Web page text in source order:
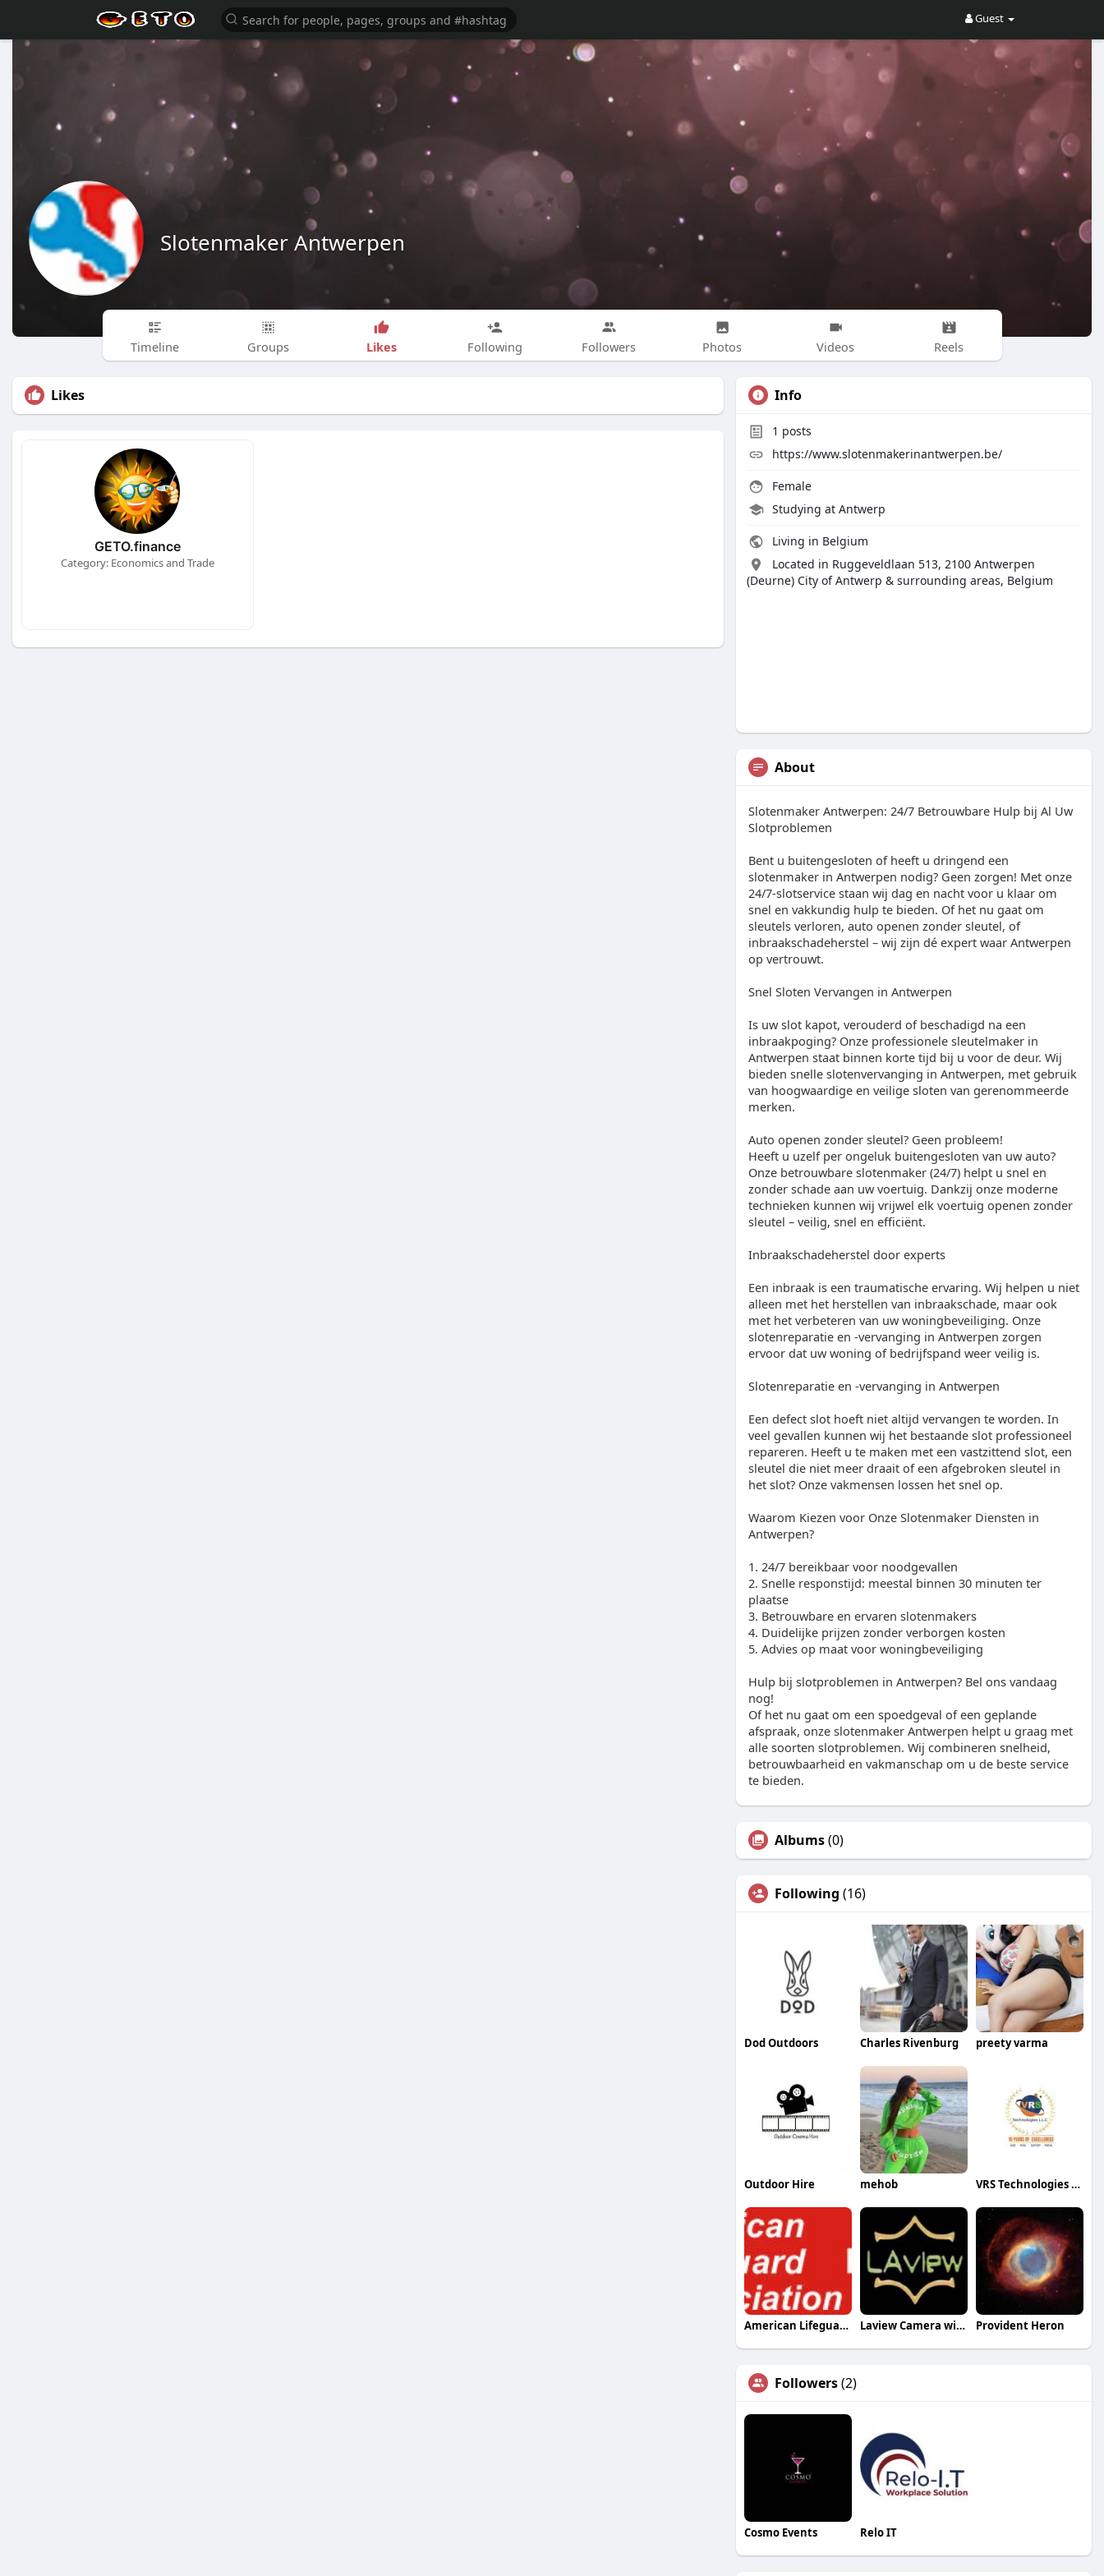
Guest
Slotenmaker Antwerpen
Timeline Groups Likes Following Followers Photos Videos Reels
Likes
GETO.finance
Category: Economics and Trade
Info
1 posts
https://www.slotenmakerinantwerpen.be/
Female
Studying at Antwerp
Living in Belgium
Located in Ruggeveldlaan 513, 2100 Antwerpen
(Deurne) City of Antwerp & surrounding areas, Belgium
About
Slotenmaker Antwerpen: 24/7 Betrouwbare Hulp bij Al Uw
Slotproblemen
Bent u buitengesloten of heeft u dringend een
slotenmaker in Antwerpen nodig? Geen zorgen! Met onze
24/7-slotservice staan wij dag en nacht voor u klaar om
snel en vakkundig hulp te bieden. Of het nu gaat om
sleutels verloren, auto openen zonder sleutel, of
inbraakschadeherstel – wij zijn dé expert waar Antwerpen
op vertrouwt.
Snel Sloten Vervangen in Antwerpen
Is uw slot kapot, verouderd of beschadigd na een
inbraakpoging? Onze professionele sleutelmaker in
Antwerpen staat binnen korte tijd bij u voor de deur. Wij
bieden snelle slotenvervanging in Antwerpen, met gebruik
van hoogwaardige en veilige sloten van gerenommeerde
merken.
Auto openen zonder sleutel? Geen probleem!
Heeft u uzelf per ongeluk buitengesloten van uw auto?
Onze betrouwbare slotenmaker (24/7) helpt u snel en
zonder schade aan uw voertuig. Dankzij onze moderne
technieken kunnen wij vrijwel elk voertuig openen zonder
sleutel – veilig, snel en efficiënt.
Inbraakschadeherstel door experts
Een inbraak is een traumatische ervaring. Wij helpen u niet
alleen met het herstellen van inbraakschade, maar ook
met het verbeteren van uw woningbeveiliging. Onze
slotenreparatie en -vervanging in Antwerpen zorgen
ervoor dat uw woning of bedrijfspand weer veilig is.
Slotenreparatie en -vervanging in Antwerpen
Een defect slot hoeft niet altijd vervangen te worden. In
veel gevallen kunnen wij het bestaande slot professioneel
repareren. Heeft u te maken met een vastzittend slot, een
sleutel die niet meer draait of een afgebroken sleutel in
het slot? Onze vakmensen lossen het snel op.
Waarom Kiezen voor Onze Slotenmaker Diensten in
Antwerpen?
1. 24/7 bereikbaar voor noodgevallen
2. Snelle responstijd: meestal binnen 30 minuten ter
plaatse
3. Betrouwbare en ervaren slotenmakers
4. Duidelijke prijzen zonder verborgen kosten
5. Advies op maat voor woningbeveiliging
Hulp bij slotproblemen in Antwerpen? Bel ons vandaag
nog!
Of het nu gaat om een spoedgeval of een geplande
afspraak, onze slotenmaker Antwerpen helpt u graag met
alle soorten slotproblemen. Wij combineren snelheid,
betrouwbaarheid en vakmanschap om u de beste service
te bieden.
Albums(0)
Following (16)
Dod Outdoors Charles Rivenburg preety varma
Outdoor Hire mehob VRS Technologies LLC
American Lifeguard Association Laview Camera wifi setup Provident Heron
Followers(2)
Cosmo Events Relo IT